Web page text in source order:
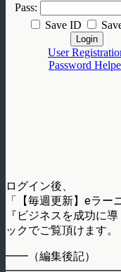
ログイン後、
「【毎週更新】eラ
『ビジネスを成功に
ックでご覧頂けます。
━━（編集後記）